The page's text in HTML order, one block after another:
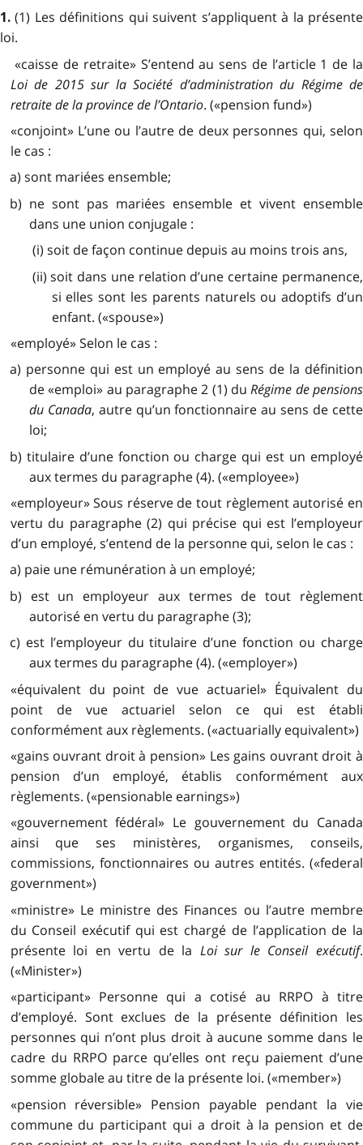
1.(1) Les définitions qui suivent s’appliquent à la présente
loi.
«caisse de retraite» S’entend au sens de l’article 1 de la
Loi de 2015 sur la Société d’administration du Régime de
retraite de la province de l’Ontario. («pension fund»)
«conjoint» L’une ou l’autre de deux personnes qui, selon
le cas :
a) sont mariées ensemble;
b) ne sont pas mariées ensemble et vivent ensemble
dans une union conjugale :
(i) soit de façon continue depuis au moins trois ans,
(ii) soit dans une relation d’une certaine permanence,
si elles sont les parents naturels ou adoptifs d’un
enfant. («spouse»)
«employé» Selon le cas :
a) personne qui est un employé au sens de la définition
de «emploi» au paragraphe 2 (1) duRégime de pensions
du Canada, autre qu’un fonctionnaire au sens de cette
loi;
b) titulaire d’une fonction ou charge qui est un employé
aux termes du paragraphe (4). («employee»)
«employeur» Sous réserve de tout règlement autorisé en
vertu du paragraphe (2) qui précise qui est l’employeur
d’un employé, s’entend de la personne qui, selon le cas :
a) paie une rémunération à un employé;
b) est un employeur aux termes de tout règlement
autorisé en vertu du paragraphe (3);
c) est l’employeur du titulaire d’une fonction ou charge
aux termes du paragraphe (4). («employer»)
«équivalent du point de vue actuariel» Équivalent du
point de vue actuariel selon ce qui est établi
conformément aux règlements. («actuarially equivalent»)
«gains ouvrant droit à pension» Les gains ouvrant droit à
pension d’un employé, établis conformément aux
règlements. («pensionable earnings»)
«gouvernement fédéral» Le gouvernement du Canada
ainsi que ses ministères, organismes, conseils,
commissions, fonctionnaires ou autres entités. («federal
gov­ernment»)
«ministre» Le ministre des Finances ou l’autre membre
du Conseil exécutif qui est chargé de l’application de la
présente loi en vertu de la Loi sur le Conseil exécutif.
(«Minister»)
«participant» Personne qui a cotisé au RRPO à titre
d’employé. Sont exclues de la présente définition les
personnes qui n’ont plus droit à aucune somme dans le
cadre du RRPO parce qu’elles ont reçu paiement d’une
somme globale au titre de la présente loi. («member»)
«pension réversible» Pension payable pendant la vie
commune du participant qui a droit à la pension et de